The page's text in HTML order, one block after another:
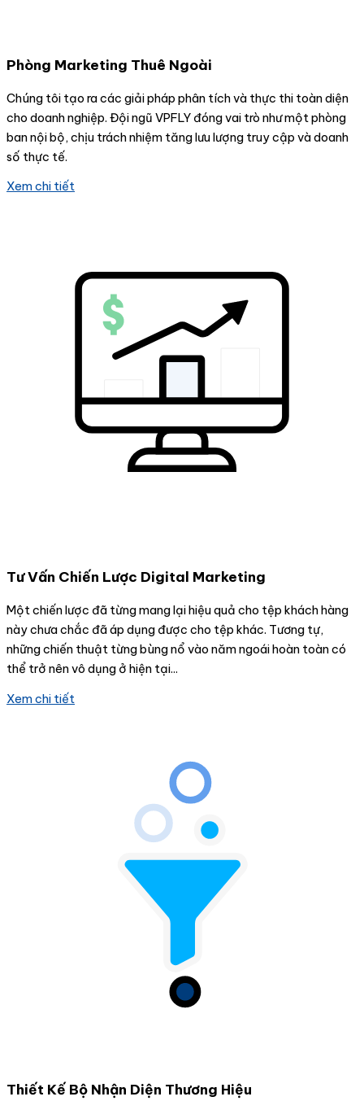
Phòng Marketing Thuê Ngoài
Chúng tôi tạo ra các giải pháp phân tích và thực thi toàn diện
cho doanh nghiệp. Đội ngũ VPFLY đóng vai trò như một phòng
ban nội bộ, chịu trách nhiệm tăng lưu lượng truy cập và doanh
số thực tế.
Xem chi tiết
Tư Vấn Chiến Lược Digital Marketing
Một chiến lược đã từng mang lại hiệu quả cho tệp khách hàng
này chưa chắc đã áp dụng được cho tệp khác. Tương tự,
những chiến thuật từng bùng nổ vào năm ngoái hoàn toàn có
thể trở nên vô dụng ở hiện tại...
Xem chi tiết
Thiết Kế Bộ Nhận Diện Thương Hiệu